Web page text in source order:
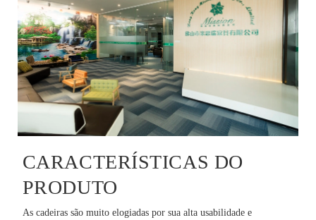
CARACTERÍSTICAS DO
PRODUTO
As cadeiras são muito elogiadas por sua alta usabilidade e